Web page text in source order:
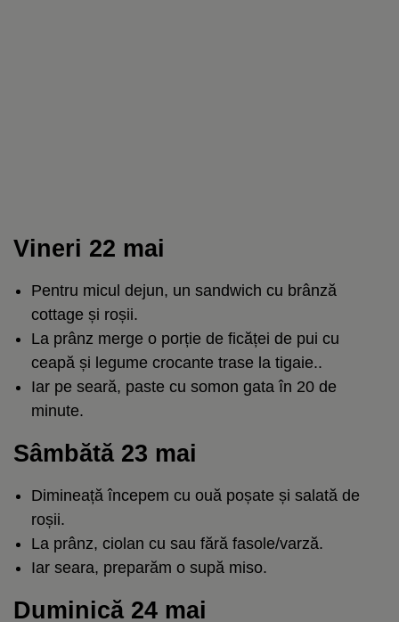
Vineri 22 mai
Pentru micul dejun, un sandwich cu brânză
cottage și roșii.
La prânz merge o porție de ficăței de pui cu
ceapă și legume crocante trase la tigaie..
Iar pe seară, paste cu somon gata în 20 de
minute.
Sâmbătă 23 mai
Dimineață începem cu ouă poșate și salată de
roșii.
La prânz, ciolan cu sau fără fasole/varză.
Iar seara, preparăm o supă miso.
Duminică 24 mai